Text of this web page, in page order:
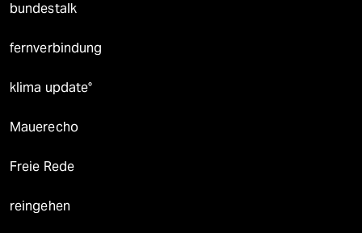
bundestalk
fernverbindung
klima update°
Mauerecho
Freie Rede
reingehen